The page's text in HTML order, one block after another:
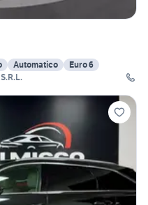
Automatico
Euro 6